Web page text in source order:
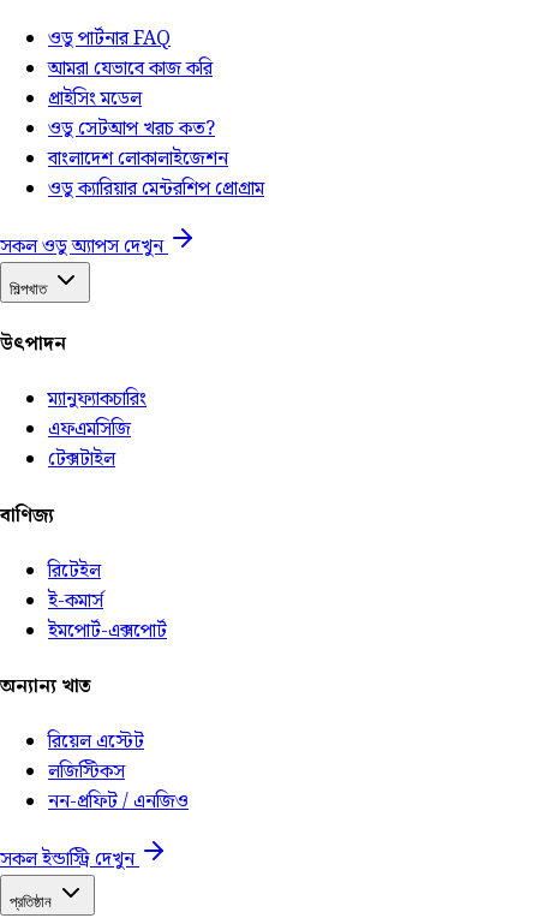
ওডু পার্টনার FAQ
আমরা যেভাবে কাজ করি
প্রাইসিং মডেল
ওডু সেটআপ খরচ কত?
বাংলাদেশ লোকালাইজেশন
ওডু ক্যারিয়ার মেন্টরশিপ প্রোগ্রাম
সকল ওডু অ্যাপস দেখুন
শিল্পখাত
উৎপাদন
ম্যানুফ্যাকচারিং
এফএমসিজি
টেক্সটাইল
বাণিজ্য
রিটেইল
ই-কমার্স
ইমপোর্ট-এক্সপোর্ট
অন্যান্য খাত
রিয়েল এস্টেট
লজিস্টিকস
নন-প্রফিট / এনজিও
সকল ইন্ডাস্ট্রি দেখুন
প্রতিষ্ঠান